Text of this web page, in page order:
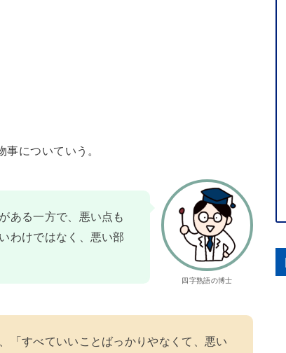
についていう。
四字熟語の博士
ある一方で、悪い点も
わけではなく、悪い部
「すべていいことばっかりやなくて、悪い